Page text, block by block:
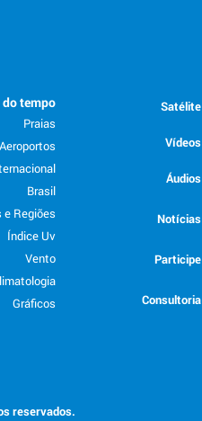
Satélite
Vídeos
Áudios
Notícias
Participe
Consultoria
tempo
Praias
Aeroportos
Brasil
e Regiões
Índice Uv
Vento
Gráficos
reservados.